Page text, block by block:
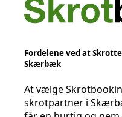
Fordelene ved at
Skærbæk
At vælge
skrotpartner i